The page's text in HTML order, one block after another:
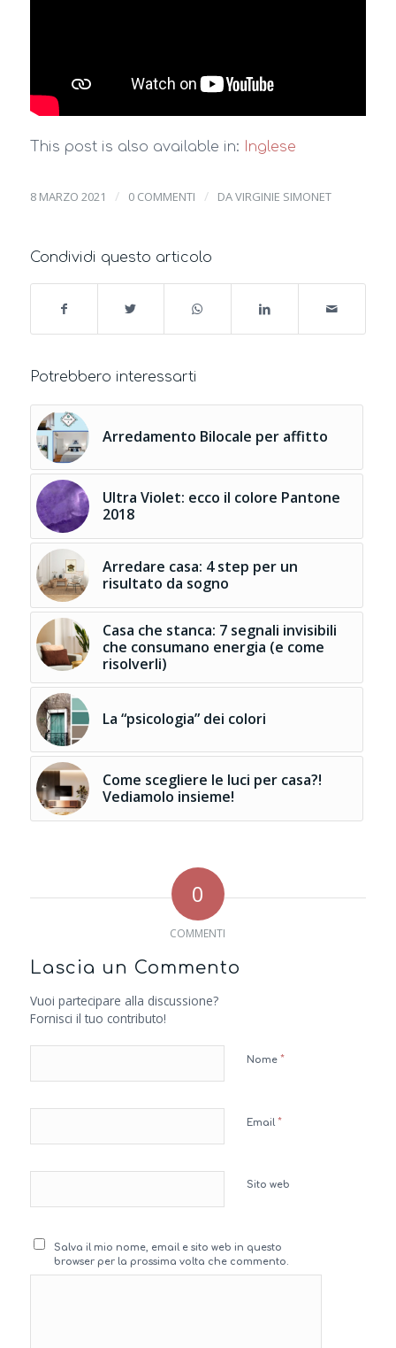
This post is also available in: Inglese
8 MARZO 2021 / 0 COMMENTI / DAVIRGINIE SIMONET
Condividi questo articolo
Potrebbero interessarti
Arredamento Bilocale per affitto
Ultra Violet: ecco il colore Pantone
2018
Arredare casa: 4 step per un
risultato da sogno
Casa che stanca: 7 segnali invisibili
che consumano energia (e come
risolverli)
La “psicologia” dei colori
Come scegliere le luci per casa?!
Vediamolo insieme!
0
COMMENTI
Lascia un Commento
Vuoi partecipare alla discussione?
Fornisci il tuo contributo!
Nome *
Email *
Sito web
Salva il mio nome, email e sito web in questo
browser per la prossima volta che commento.